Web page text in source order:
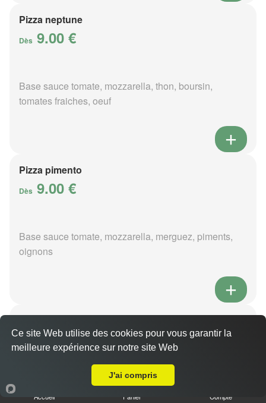
Pizza neptune
Dès 9.00 €
Base sauce tomate, mozzarella, thon, boursin,
tomates fraiches, oeuf
Pizza pimento
Dès 9.00 €
Base sauce tomate, mozzarella, merguez, piments,
oignons
Dès 9.00 €
Base sauce poivre, mozzarella, viande hachée,
Accueil Panier Compte
Ce site Web utilise des cookies pour vous garantir la
meilleure expérience sur notre site Web
J'ai compris